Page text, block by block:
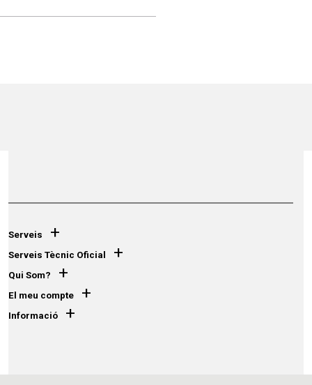
Serveis +
Serveis Tècnic Oficial +
Qui Som? +
El meu compte +
Informació +